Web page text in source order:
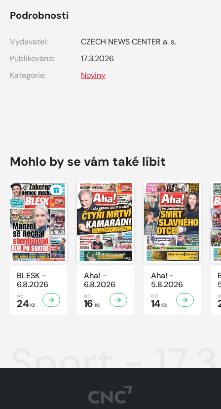
Podrobnosti
Vydavatel:
CZECH NEWS CENTER a. s.
Publikováno:
17.3.2026
Kategorie:
Noviny
Mohlo by se vám také líbit
BLESK -
6.8.2026
od
24Kč
Aha! -
6.8.2026
od
16 Kč
Aha! -
5.8.2026
od
14Kč
Sport -